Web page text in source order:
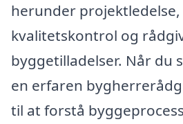
herunder
kvalitetskontrol og
byggetilladelser. Når du
en erfaren
til at forstå